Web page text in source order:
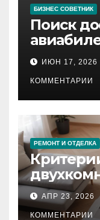
БИЗНЕС СОВЕТНИК
Поиск
ИЮН 17, 2026
КОММЕНТАРИИ
РЕМОНТ И ОТДЕЛКА
АПР 23, 2026
КОММЕНТАРИИ